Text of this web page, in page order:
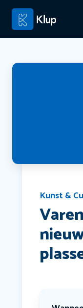
Kunst &
Varen